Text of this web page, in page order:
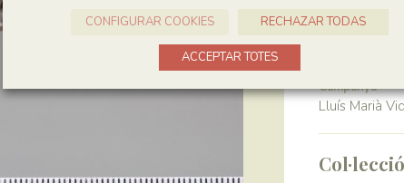
Campanya
Lluís Marià
Col·lecció
CONFIGURAR COOKIES RECHAZAR TODAS
ACCEPTAR TOTES